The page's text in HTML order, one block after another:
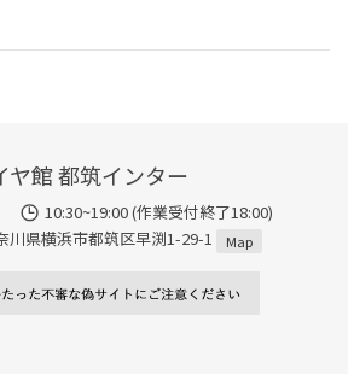
ヤ館 都筑インター
10:30~19:00 (作業受付終了18:00)
県横浜市都筑区早渕1-29-1
Map